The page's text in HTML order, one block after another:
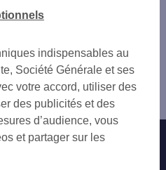
Nous contacter
indispensables au
Société Générale et ses
votre accord, utiliser des
des publicités et des
d’audience, vous
et partager sur les